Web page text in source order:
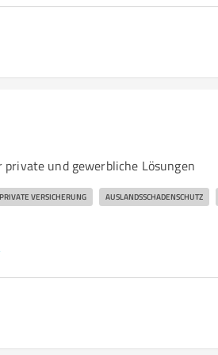
und gewerbliche Lösungen
PRIVATE VERSICHERUNG AUSLANDSSCHADENSCHUTZ